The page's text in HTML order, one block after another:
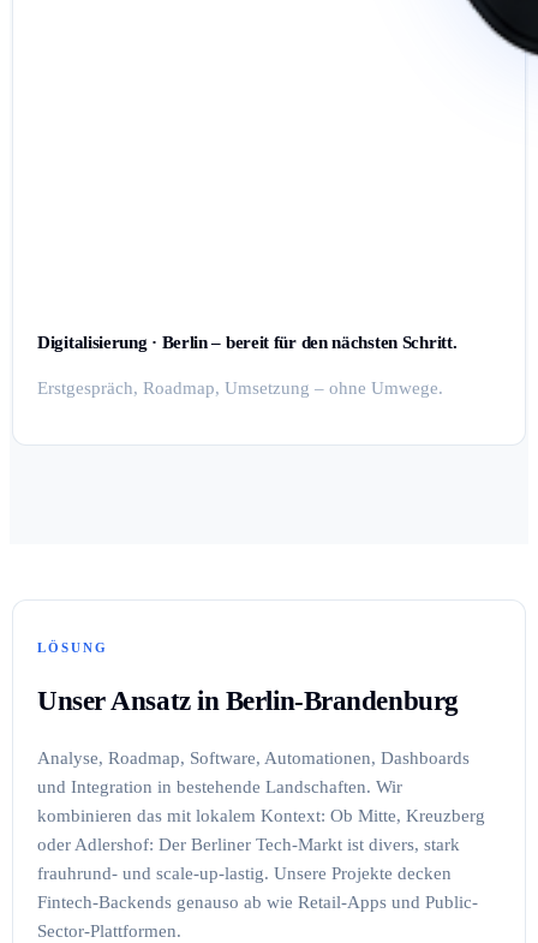
Digitalisierung · Berlin – bereit für den nächsten Schritt.
Erstgespräch, Roadmap, Umsetzung – ohne Umwege.
LÖSUNG
Unser Ansatz in Berlin-Brandenburg
Analyse, Roadmap, Software, Automationen, Dashboards
und Integration in bestehende Landschaften. Wir
kombinieren das mit lokalem Kontext: Ob Mitte, Kreuzberg
oder Adlershof: Der Berliner Tech-Markt ist divers, stark
frauhrund- und scale-up-lastig. Unsere Projekte decken
Fintech-Backends genauso ab wie Retail-Apps und Public-
Sector-Plattformen.